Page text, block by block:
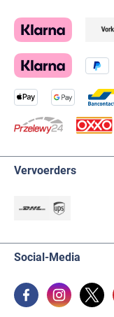
Vervoerders
Social-Media